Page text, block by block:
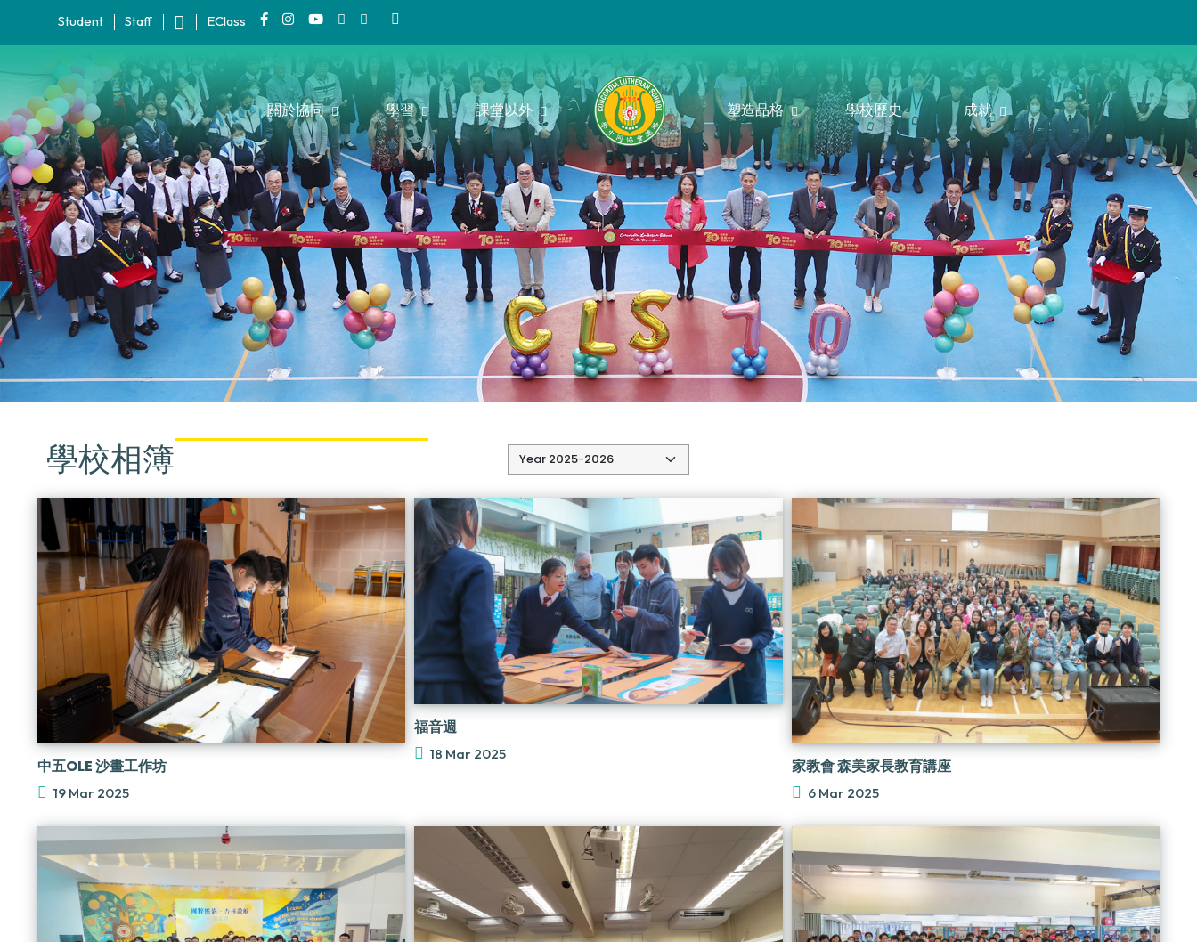
Student Staff EClass
關於協同 學習 課堂以外 塑造品格 學校歷史 成就
學校相簿
中五OLE 沙畫工作坊
19 Mar 2025
福音週
18 Mar 2025
家教會 森美家長教育講座
6 Mar 2025